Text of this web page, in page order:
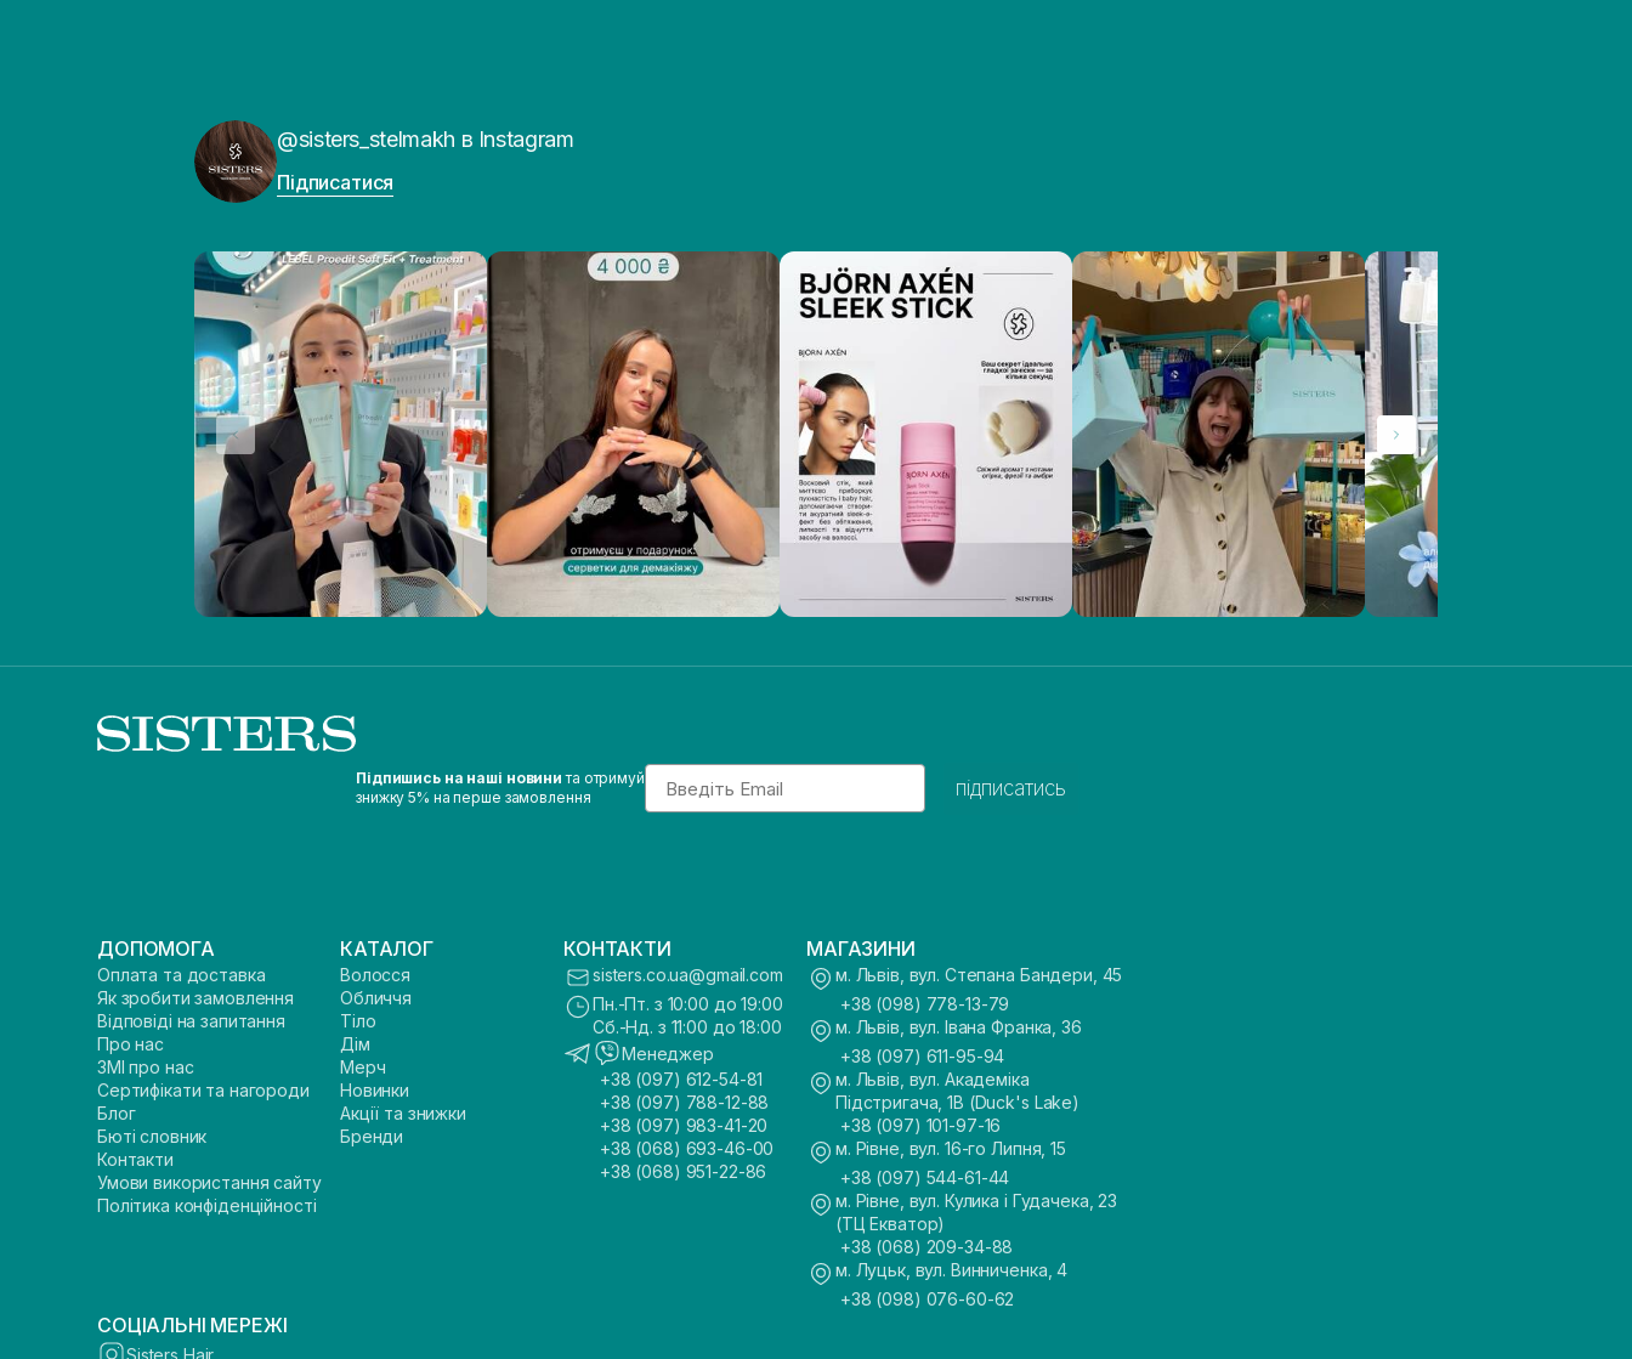
@sisters_stelmakh в Instagram
Підписатися
Підпишись на наші новини та отримуй
знижку 5% на перше замовлення
Email
підписатись
ДОПОМОГА
Оплата та доставка
Як зробити замовлення
Відповіді на запитання
Про нас
ЗМІ про нас
Сертифікати та нагороди
Блог
Бюті словник
Контакти
Умови використання сайту
Політика конфіденційності
КАТАЛОГ
Волосся
Обличчя
Тіло
Дім
Мерч
Новинки
Акції та знижки
Бренди
КОНТАКТИ
sisters.co.ua@gmail.com
Пн.-Пт. з 10:00 до 19:00
Сб.-Нд. з 11:00 до 18:00
Менеджер
+38 (097) 612-54-81
+38 (097) 788-12-88
+38 (097) 983-41-20
+38 (068) 693-46-00
+38 (068) 951-22-86
МАГАЗИНИ
м. Львів, вул. Степана Бандери, 45
+38 (098) 778-13-79
м. Львів, вул. Івана Франка, 36
+38 (097) 611-95-94
м. Львів, вул. Академіка
Підстригача, 1В (Duck's Lake)
+38 (097) 101-97-16
м. Рівне, вул. 16-го Липня, 15
+38 (097) 544-61-44
м. Рівне, вул. Кулика і Гудачека, 23
(ТЦ Екватор)
+38 (068) 209-34-88
м. Луцьк, вул. Винниченка, 4
+38 (098) 076-60-62
СОЦІАЛЬНІ МЕРЕЖІ
Sisters Hair